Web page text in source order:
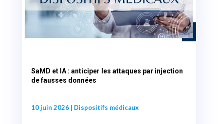
SaMD et IA : anticiper les attaques par injection
de fausses données
10 juin 2026| Dispositifs médicaux